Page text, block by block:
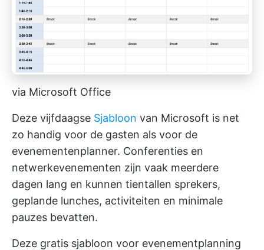
via Microsoft Office
Deze vijfdaagse Sjabloon van Microsoft is net
zo handig voor de gasten als voor de
evenementenplanner. Conferenties en
netwerkevenementen zijn vaak meerdere
dagen lang en kunnen tientallen sprekers,
geplande lunches, activiteiten en minimale
pauzes bevatten.
Deze gratis sjabloon voor evenementplanning